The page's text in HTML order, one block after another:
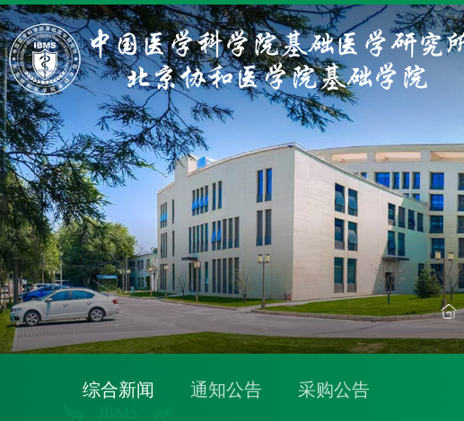
综合新闻 通知公告 采购公告